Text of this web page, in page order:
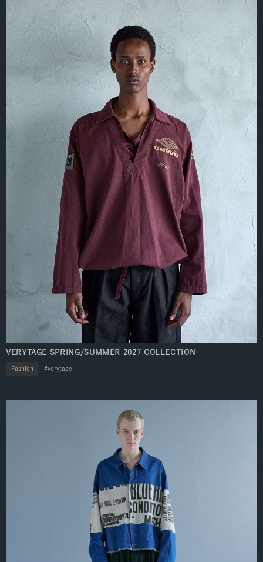
VERYTAGE SPRING/SUMMER 2027 COLLECTION
Fashion verytage